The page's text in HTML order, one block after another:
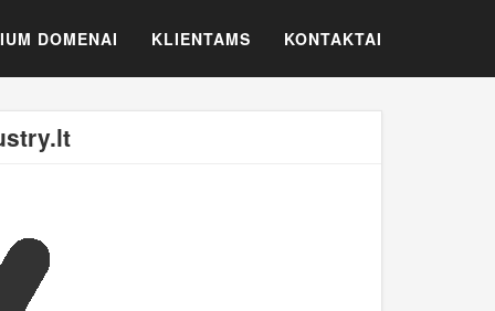
DOMENAI KLIENTAMS KONTAKTAI